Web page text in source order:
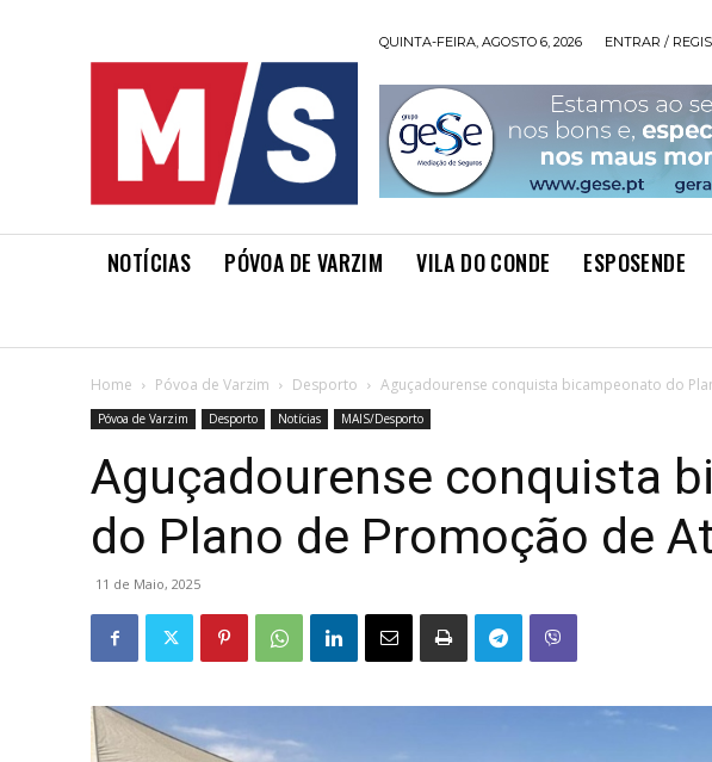
QUINTA-FEIRA, AGOSTO 6, 2026 ENTRAR /
NOTÍCIAS PÓVOA DE VARZIM VILA DO CONDE ESPOSENDE
Home Póvoa de Varzim Desporto Aguçadourense conquista bicampeonato do
Póvoa de Varzim Desporto Notícias MAIS/Desporto
Aguçadourense conquista
do Plano de Promoção de
11 de Maio, 2025